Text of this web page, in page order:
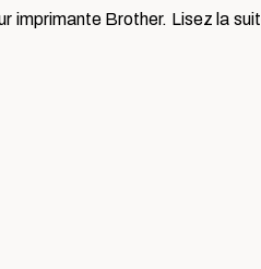
imprimante Brother. Lisez la